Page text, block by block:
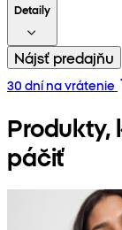
Detaily
Nájsť predajňu
30 dní na vrátenie
Produkty,
páčiť